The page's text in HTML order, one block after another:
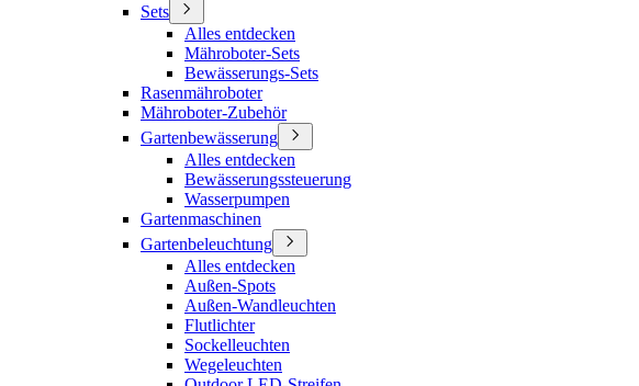
Sets
Alles entdecken
Mähroboter-Sets
Bewässerungs-Sets
Rasenmähroboter
Mähroboter-Zubehör
Gartenbewässerung
Alles entdecken
Bewässerungssteuerung
Wasserpumpen
Gartenmaschinen
Gartenbeleuchtung
Alles entdecken
Außen-Spots
Außen-Wandleuchten
Flutlichter
Sockelleuchten
Wegeleuchten